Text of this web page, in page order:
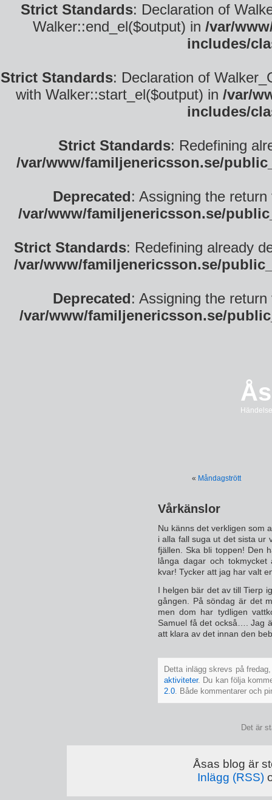
Strict Standards: Declaration of
Walker::end_el($output) in /var/
includes/
Strict Standards: Declaration of
with Walker::start_el($output) in /var/
includes/
Strict Standards: Redefining
/var/www/familjenericsson.se/
Deprecated: Assigning the
/var/www/familjenericsson.se/
Strict Standards: Redefining already
/var/www/familjenericsson.se/
Deprecated: Assigning the
/var/www/familjenericsson.se/
« Måndagstrött
Vårkänslor
Nu känns det verkligen som
i alla fall suga ut det sista ur
fjällen. Ska bli toppen! Den
långa dagar och
kvar! Tycker att jag har valt
I helgen bär det av till Tierp
gången. På söndag är det
men dom har tydligen
Samuel få det också…. Jag
att klara av det innan den
Detta inlägg skrevs på
aktiviteter. Du kan följa
2.0. Både kommentarer och
Det är
Åsas blog är
Inlägg (RSS)